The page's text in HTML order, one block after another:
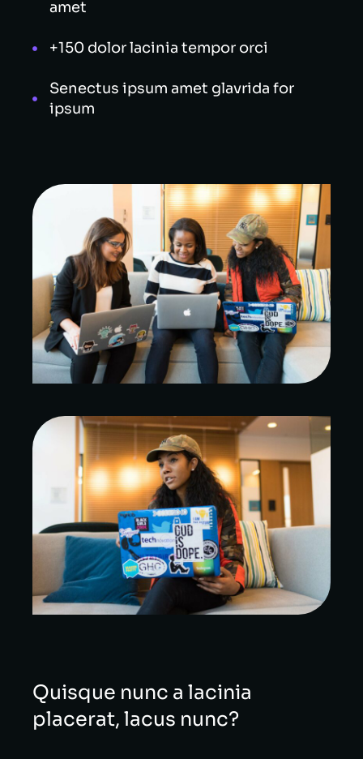
amet
+150 dolor lacinia tempor orci
Senectus ipsum amet glavrida for
ipsum
Quisque nunc a lacinia
placerat, lacus nunc?